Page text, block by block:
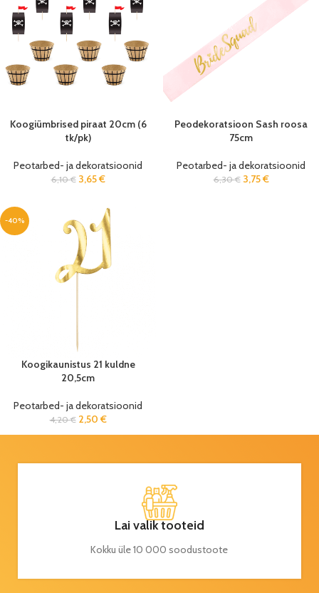
Koogiümbrised piraat 20cm (6
tk/pk)
Peotarbed- ja dekoratsioonid
6,10€ 3,65€
Peodekoratsioon Sash roosa
75cm
Peotarbed- ja dekoratsioonid
6,30€ 3,75€
-40%
Koogikaunistus 21 kuldne
20,5cm
Peotarbed- ja dekoratsioonid
4,20€ 2,50 €
Lai valik tooteid
Kokku üle 10 000 soodustoote